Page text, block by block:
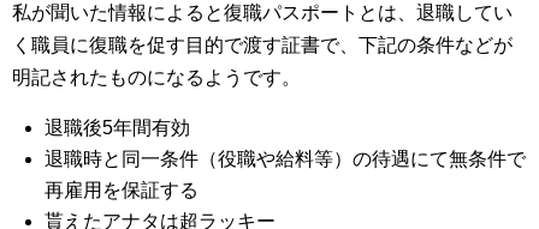
私が聞いた情報によると復職パスポートとは、退職してい
く職員に復職を促す目的で渡す証書で、下記の条件などが
明記されたものになるようです。
退職後5年間有効
退職時と同一条件（役職や給料等）の待遇にて無条件で
再雇用を保証する
貰えたアナタは超ラッキー